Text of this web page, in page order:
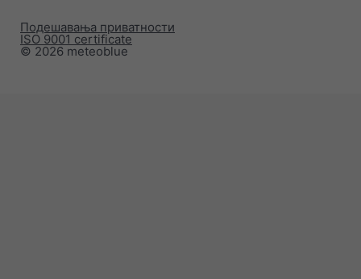
© 2026 meteoblue
ISO 9001 certificate
Подешавања приватности